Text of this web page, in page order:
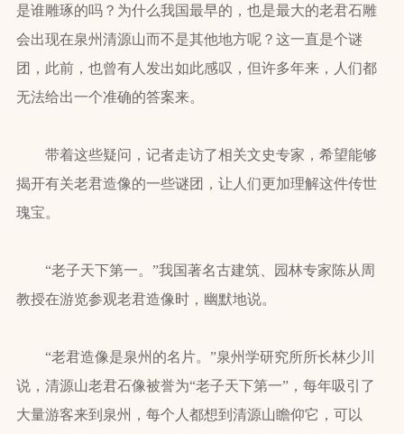
是谁雕琢的吗？为什么我国最早的，也是最大的老君石雕
会出现在泉州清源山而不是其他地方呢？这一直是个谜
团，此前，也曾有人发出如此感叹，但许多年来，人们都
无法给出一个准确的答案来。
带着这些疑问，记者走访了相关文史专家，希望能够
揭开有关老君造像的一些谜团，让人们更加理解这件传世
瑰宝。
“老子天下第一。”我国著名古建筑、园林专家陈从周
教授在游览参观老君造像时，幽默地说。
“老君造像是泉州的名片。”泉州学研究所所长林少川
说，清源山老君石像被誉为“老子天下第一”，每年吸引了
大量游客来到泉州，每个人都想到清源山瞻仰它，可以